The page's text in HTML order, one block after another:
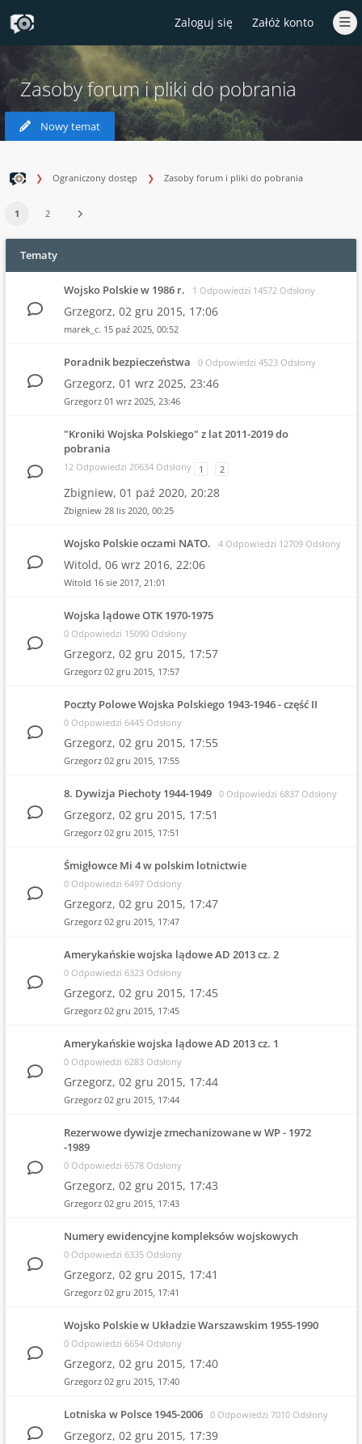
Zaloguj się Załóż konto
Zasoby forum i pliki do pobrania
Nowy temat
Ograniczony dostęp Zasoby forum i pliki do pobrania
1 2
Tematy
Wojsko Polskie w 1986 r. 1 Odpowiedzi 14572 Odsłony
Grzegorz, 02 gru 2015, 17:06
marek_c. 15 paź 2025, 00:52
Poradnik bezpieczeństwa 0 Odpowiedzi 4523 Odsłony
Grzegorz, 01 wrz 2025, 23:46
Grzegorz 01 wrz 2025, 23:46
"Kroniki Wojska Polskiego" z lat 2011-2019 do
pobrania
12 Odpowiedzi 20634 Odsłony 1 2
Zbigniew, 01 paź 2020, 20:28
Zbigniew 28 lis 2020, 00:25
Wojsko Polskie oczami NATO. 4 Odpowiedzi 12709 Odsłony
Witold, 06 wrz 2016, 22:06
Witold 16 sie 2017, 21:01
Wojska lądowe OTK 1970-1975
0 Odpowiedzi 15090 Odsłony
Grzegorz, 02 gru 2015, 17:57
Grzegorz 02 gru 2015, 17:57
Poczty Polowe Wojska Polskiego 1943-1946 - część II
0 Odpowiedzi 6445 Odsłony
Grzegorz, 02 gru 2015, 17:55
Grzegorz 02 gru 2015, 17:55
8. Dywizja Piechoty 1944-1949 0 Odpowiedzi 6837 Odsłony
Grzegorz, 02 gru 2015, 17:51
Grzegorz 02 gru 2015, 17:51
Śmigłowce Mi 4 w polskim lotnictwie
0 Odpowiedzi 6497 Odsłony
Grzegorz, 02 gru 2015, 17:47
Grzegorz 02 gru 2015, 17:47
Amerykańskie wojska lądowe AD 2013 cz. 2
0 Odpowiedzi 6323 Odsłony
Grzegorz, 02 gru 2015, 17:45
Grzegorz 02 gru 2015, 17:45
Amerykańskie wojska lądowe AD 2013 cz. 1
0 Odpowiedzi 6283 Odsłony
Grzegorz, 02 gru 2015, 17:44
Grzegorz 02 gru 2015, 17:44
Rezerwowe dywizje zmechanizowane w WP - 1972
-1989
0 Odpowiedzi 6578 Odsłony
Grzegorz, 02 gru 2015, 17:43
Grzegorz 02 gru 2015, 17:43
Numery ewidencyjne kompleksów wojskowych
0 Odpowiedzi 6335 Odsłony
Grzegorz, 02 gru 2015, 17:41
Grzegorz 02 gru 2015, 17:41
Wojsko Polskie w Układzie Warszawskim 1955-1990
0 Odpowiedzi 6654 Odsłony
Grzegorz, 02 gru 2015, 17:40
Grzegorz 02 gru 2015, 17:40
Lotniska w Polsce 1945-2006 0 Odpowiedzi 7010 Odsłony
Grzegorz, 02 gru 2015, 17:39